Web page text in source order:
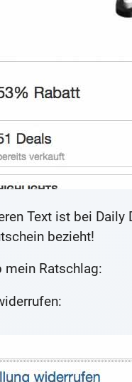
Text ist bei Daily
bezieht!
mein Ratschlag: